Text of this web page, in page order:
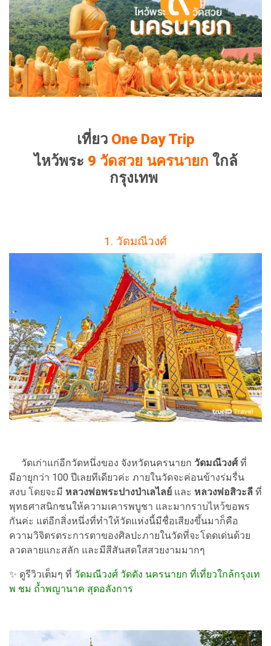
เที่ยว One Day Trip
ไหว้พระ 9 วัดสวย นครนายก ใกล้
กรุงเทพ
1. วัดมณีวงศ์
วัดเก่าแก่อีกวัดหนึ่งของ จังหวัดนครนายก วัดมณีวงศ์ที่
มีอายุกว่า 100 ปีเลยทีเดียวค่ะ ภายในวัดจะค่อนข้างร่มรื่น
สงบ โดยจะมี หลวงพ่อพระปางป่าเลไลย์ และ หลวงพ่อสิวะลี ที่
พุทธศาสนิกชนให้ความเคารพบูชา และมากราบไหว้ขอพร
กันค่ะ แต่อีกสิ่งหนึ่งที่ทำให้วัดแห่งนี้มีชื่อเสียงขึ้นมาก็คือ
ความวิจิตรตระการตาของศิลปะภายในวัดที่จะโดดเด่นด้วย
ลวดลายแกะสลัก และมีสีสันสดใสสวยงามมากๆ
✨ ดูรีวิวเต็มๆ ที่ วัดมณีวงศ์ วัดดัง นครนายก ที่เที่ยวใกล้กรุงเท
พ ชม ถ้ำพญานาค สุดอลังการ